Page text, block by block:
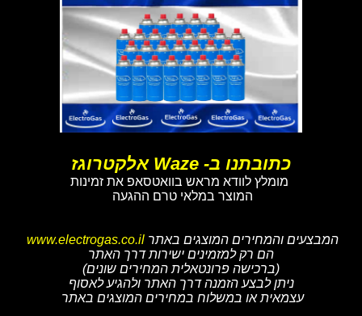
כתובתנו ב- Waze אלקטרוגז
מומלץ לוודא מראש בוואטסאפ את זמינות
המוצר במלאי טרם ההגעה
המבצעים והמחירים המוצגים באתר www.electrogas.co.il
הם רק למזמינים ישירות דרך האתר
(ברכישה פרונטאלית המחירים שונים)
ניתן לבצע הזמנה דרך האתר ולהגיע לאסוף
עצמאית או במשלוח במחירים המוצגים באתר